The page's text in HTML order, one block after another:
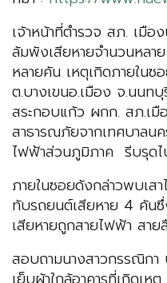
เจ้าหน้าที่ตำรวจ สภ. เมื
ล้มพังเสียหายจำนวนหลา
หลายคัน เหตุเกิดภายในซ
ต.บางเขนอ.เมือง จ.นน
สระกอบแก้ว ผกก. สภ.เมื
สาธารณภัยจากเทศบาลน
ไฟฟ้าส่วนภูมิภาค รีบรุดไ
ภายในซอยดังกล่าวพบเส
ทับรถยนต์เสียหาย 4 คัน
เสียหายถูกสายไฟฟ้า สา
สอบถามนางสาวกรรณิ